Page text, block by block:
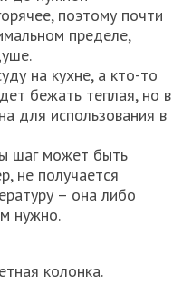
поэтому почти
пределе,
на кухне, а кто-то
бежать теплая, но в
для использования в
шаг может быть
не получается
– она либо
нужно.
колонка.